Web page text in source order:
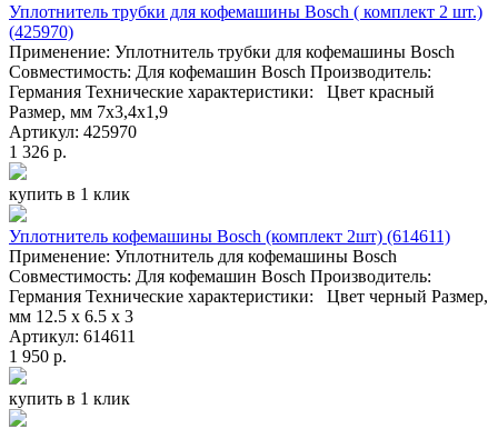
Уплотнитель трубки для кофемашины Bosch ( комплект 2 шт.)
(425970)
Применение: Уплотнитель трубки для кофемашины Bosch
Совместимость: Для кофемашин Bosch Производитель:
Германия Технические характеристики: Цвет красный
Размер, мм 7x3,4x1,9
Артикул: 425970
1 326 р.
купить в 1 клик
Уплотнитель кофемашины Bosch (комплект 2шт) (614611)
Применение: Уплотнитель для кофемашины Bosch
Совместимость: Для кофемашин Bosch Производитель:
Германия Технические характеристики: Цвет черный Размер,
мм 12.5 х 6.5 х 3
Артикул: 614611
1 950 р.
купить в 1 клик